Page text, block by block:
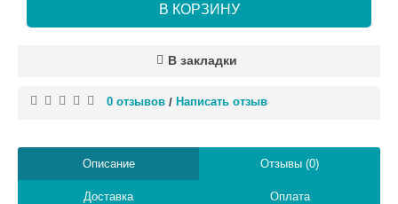
В КОРЗИНУ
В закладки
0 отзывов / Написать отзыв
Описание Отзывы (0)
Доставка Оплата